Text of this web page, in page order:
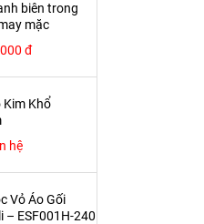
biên trong
mặc
đ
Kim Khổ
hệ
Vỏ Áo Gối
– ESF001H-240